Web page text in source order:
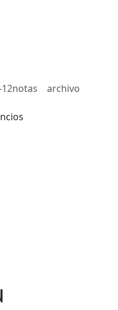
12notas archivo